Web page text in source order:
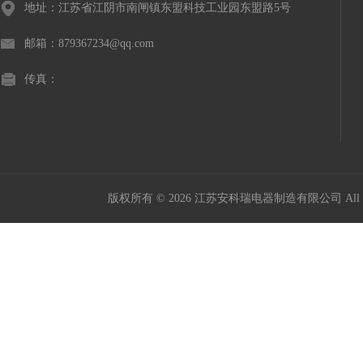
地址：江苏省江阴市南闸镇东盟科技工业园东盟路5号
邮箱：879367234@qq.com
传真：
版权所有 © 2026 江苏安科瑞电器制造有限公司